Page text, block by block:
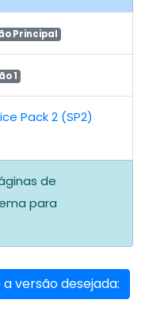
Principal
1
Pack 2 (SP2)
de
para
versão desejada: